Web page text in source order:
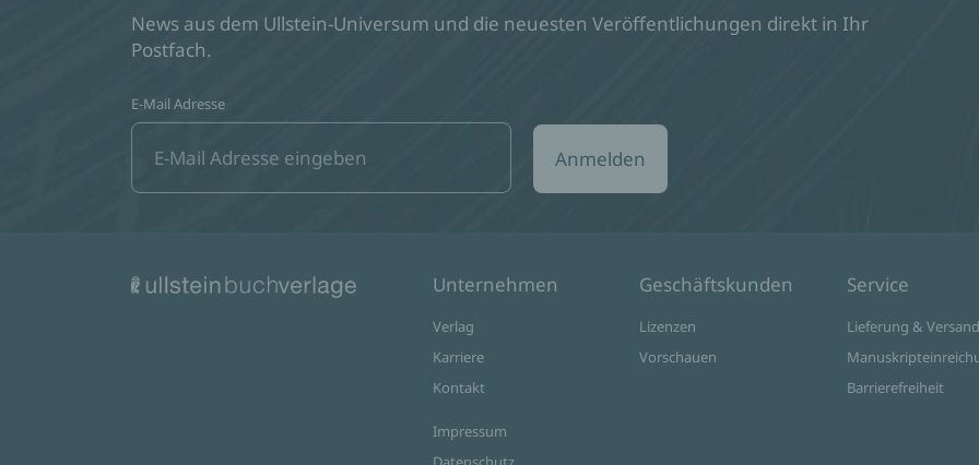
News aus dem Ullstein-Universum und die neuesten Veröffentlichungen direkt in Ihr
Postfach.
E-Mail Adresse
Anmelden
Unternehmen
Verlag
Karriere
Kontakt
Impressum
Geschäftskunden
Lizenzen
Vorschauen
Service
Lieferung & Versand
Barrierefreiheit